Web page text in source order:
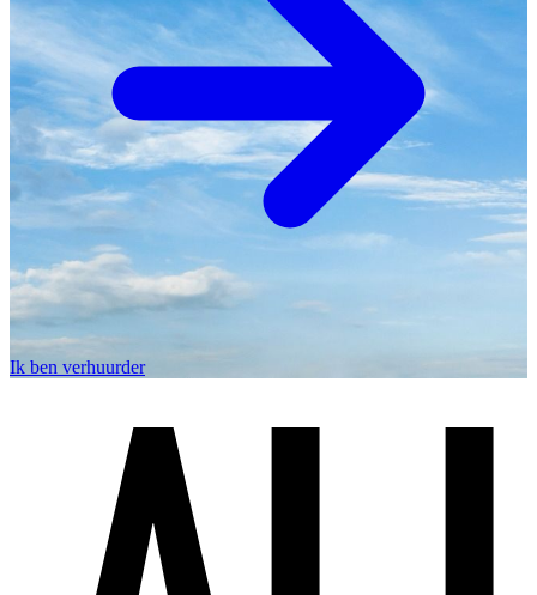
Ik ben verhuurder